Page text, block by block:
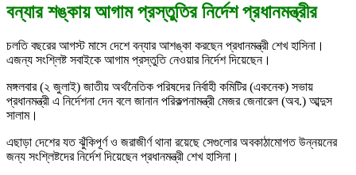
বন্যার শঙ্কায় আগাম প্রস্তুতির নির্দেশ প্রধানমন্ত্রীর
চলতি বছরের আগস্ট মাসে দেশে বন্যার আশঙ্কা করছেন প্রধানমন্ত্রী শেখ হাসিনা।
এজন্য সংশ্লিষ্ট সবাইকে আগাম প্রস্তুতি নেওয়ার নির্দেশ দিয়েছেন।
মঙ্গলবার (২ জুলাই) জাতীয় অর্থনৈতিক পরিষদের নির্বাহী কমিটির (একনেক) সভায়
প্রধানমন্ত্রী এ নির্দেশনা দেন বলে জানান পরিকল্পনামন্ত্রী মেজর জেনারেল (অব.) আব্দুস
সালাম।
এছাড়া দেশের যত ঝুঁকিপূর্ণ ও জরাজীর্ণ থানা রয়েছে সেগুলোর অবকাঠামোগত উন্নয়নের
জন্য সংশ্লিষ্টদের নির্দেশ দিয়েছেন প্রধানমন্ত্রী শেখ হাসিনা।